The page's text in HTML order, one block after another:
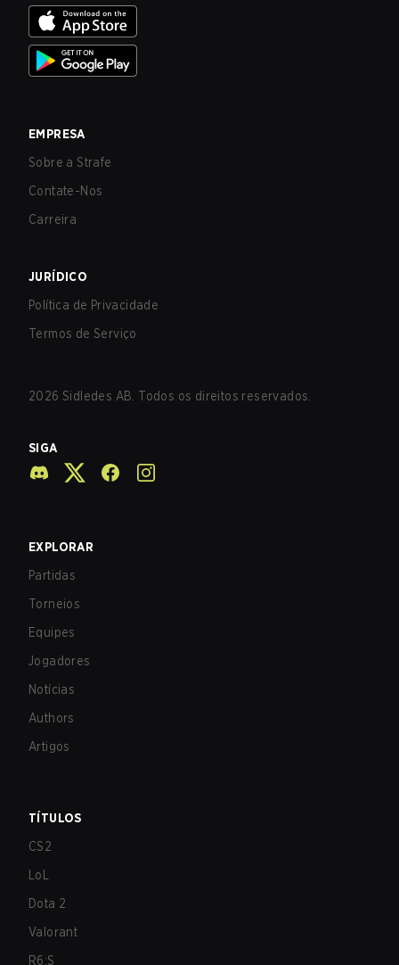
EMPRESA
Sobre a Strafe
Contate-Nos
Carreira
JURÍDICO
Política de Privacidade
Termos de Serviço
2026 Sidledes AB. Todos os direitos reservados.
SIGA
EXPLORAR
Partidas
Torneios
Equipes
Jogadores
Notícias
Authors
Artigos
TÍTULOS
CS2
LoL
Dota 2
Valorant
R6:S